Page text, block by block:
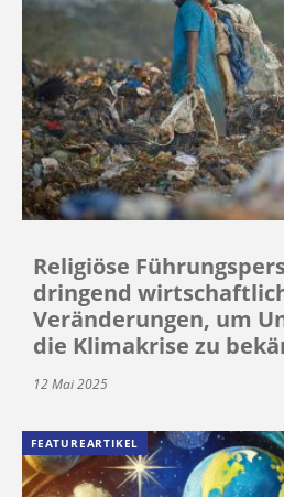
Religiöse
dringend
Veränderungen, um
die Klimakrise zu
12 Mai 2025
FEATUREARTIKEL